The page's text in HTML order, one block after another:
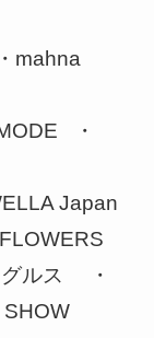
mahna
・
Japan
グルス ・